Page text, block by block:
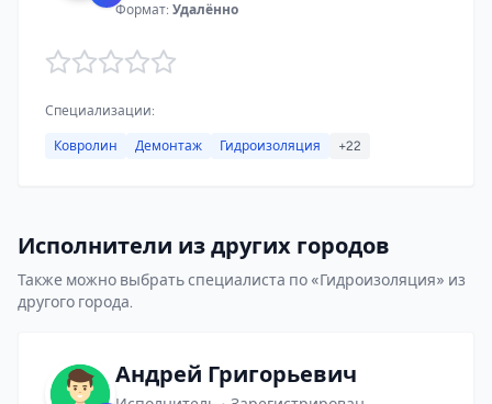
Формат: Удалённо
Специализации:
Ковролин Демонтаж Гидроизоляция +22
Исполнители из других городов
Также можно выбрать специалиста по «Гидроизоляция» из
другого города.
Андрей Григорьевич